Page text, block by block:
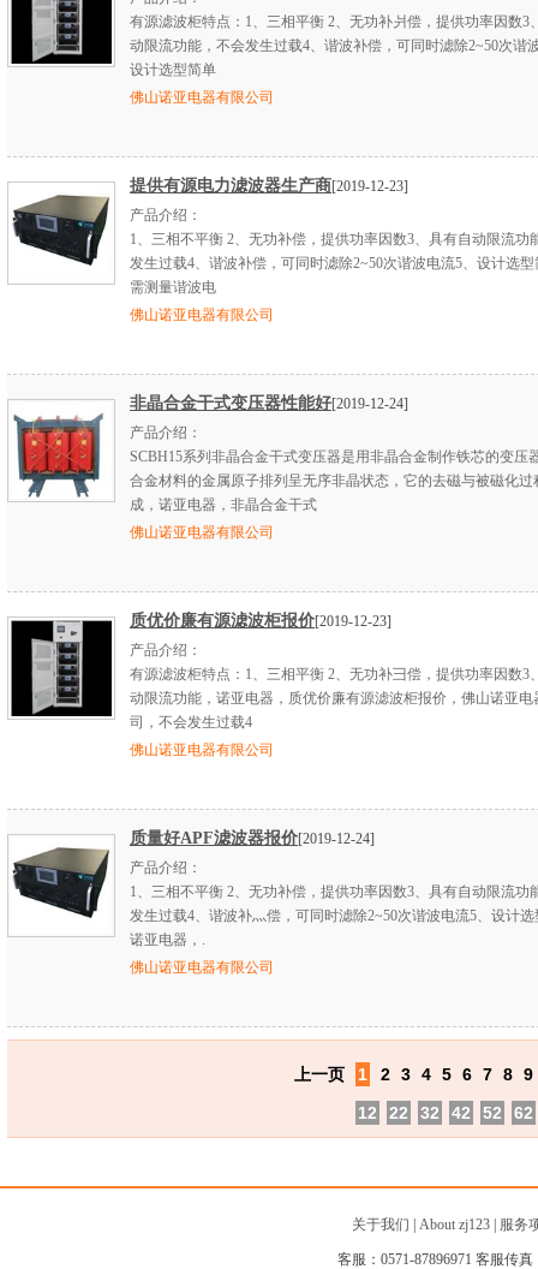
有源滤波柜特点：1、三相平衡 2、无功补爿偿，提供功率因数3
动限流功能，不会发生过载4、谐波补偿，可同时滤除2~50次谐
设计选型简单
佛山诺亚电器有限公司
提供有源电力滤波器生产商[2019-12-23]
产品介绍：
1、三相不平衡 2、无功补偿，提供功率因数3、具有自动限流功
发生过载4、谐波补偿，可同时滤除2~50次谐波电流5、设计选
需测量谐波电
佛山诺亚电器有限公司
非晶合金干式变压器性能好[2019-12-24]
产品介绍：
SCBH15系列非晶合金干式变压器是用非晶合金制作铁芯的变压
合金材料的金属原子排列呈无序非晶状态，它的去磁与被磁化过
成，诺亚电器，非晶合金干式
佛山诺亚电器有限公司
质优价廉有源滤波柜报价[2019-12-23]
产品介绍：
有源滤波柜特点：1、三相平衡 2、无功补彐偿，提供功率因数3
动限流功能，诺亚电器，质优价廉有源滤波柜报价，佛山诺亚电
司，不会发生过载4
佛山诺亚电器有限公司
质量好APF滤波器报价[2019-12-24]
产品介绍：
1、三相不平衡 2、无功补偿，提供功率因数3、具有自动限流功
发生过载4、谐波补灬偿，可同时滤除2~50次谐波电流5、设计
诺亚电器，.
佛山诺亚电器有限公司
上一页 1 2 3 4 5 6 7 8 9
12
22 32 42 52 62
关于我们 About zj123| 服务
客服：0571-87896971 客服传真